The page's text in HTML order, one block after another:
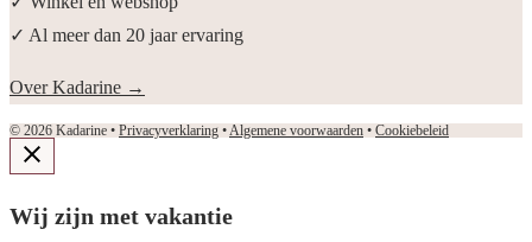
✓ Al meer dan 20 jaar ervaring
Over Kadarine →
© 2026 Kadarine • Privacyverklaring •Algemene voorwaarden • Cookiebeleid
Wij zijn met vakantie